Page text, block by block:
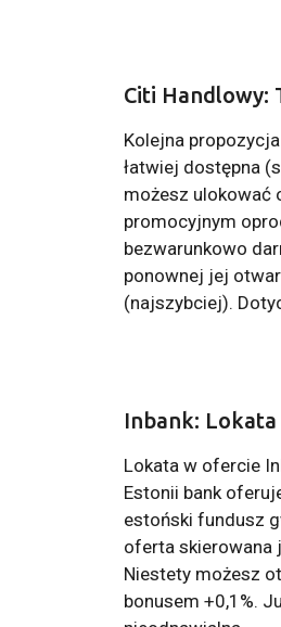
Citi Handlowy:
Kolejna
łatwiej dostępna
możesz ulokować
promocyjnym
bezwarunkowo
ponownej jej
(najszybciej).
Inbank: Lokata
Lokata w ofercie
Estonii bank
estoński fundusz
oferta skierowana
Niestety możesz
bonusem +0,1%.